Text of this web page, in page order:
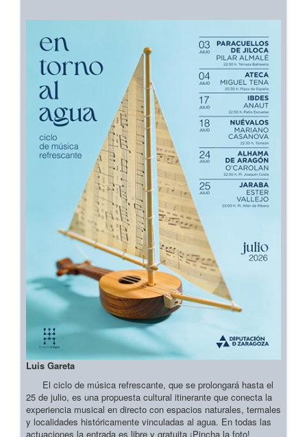
Luis Gareta
El ciclo de música refrescante, que se prolongará hasta el
25 de julio, es una propuesta cultural itinerante que conecta la
experiencia musical en directo con espacios naturales, termales
y localidades históricamente vinculadas al agua. En todas las
actuaciones la entrada es libre y gratuita ¡Pincha la foto!